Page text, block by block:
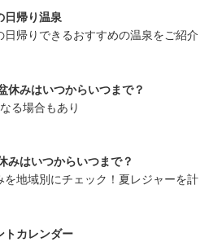
日帰り温泉
日帰りできるおすすめの温泉をご紹介
休みはいつからいつまで？
る場合もあり
みはいつからいつまで？
を地域別にチェック！夏レジャーを計
トカレンダー